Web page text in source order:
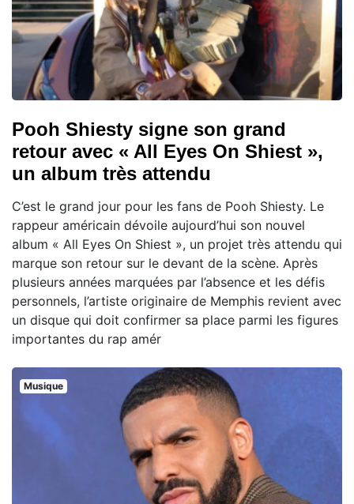
Pooh Shiesty signe son grand
retour avec « All Eyes On Shiest »,
un album très attendu
C’est le grand jour pour les fans de Pooh Shiesty. Le
rappeur américain dévoile aujourd’hui son nouvel
album « All Eyes On Shiest », un projet très attendu qui
marque son retour sur le devant de la scène. Après
plusieurs années marquées par l’absence et les défis
personnels, l’artiste originaire de Memphis revient avec
un disque qui doit confirmer sa place parmi les figures
importantes du rap amér
Musique